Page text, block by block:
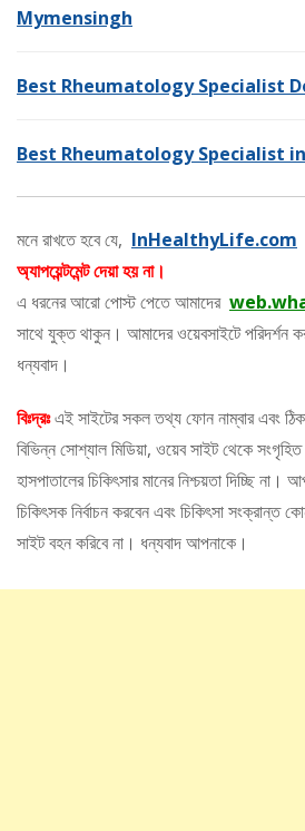
Mymensingh
Best Rheumatology Specialist
Best Rheumatology Specialist
মনে রাখতে হবে যে, InHealthyLife.com
অ্যাপয়েন্টমেন্ট দেয়া হয় না।
এ ধরনের আরো পোস্ট পেতে আমাদের
সাথে যুক্ত থাকুন। আমাদের ওয়েবসাইটে
ধন্যবাদ।
বিঃদ্রঃএই সাইটের সকল তথ্য ফোন নাম্বার এবং
বিভিন্ন সোশ্যাল মিডিয়া, ওয়েব সাইট থেকে
হাসপাতালের চিকিৎসার মানের নিশ্চয়তা দিচ্ছি
চিকিৎসক নির্বাচন করবেন এবং চিকিৎসা সংক্রান্ত
সাইট বহন করিবে না। ধন্যবাদ আপনাকে।